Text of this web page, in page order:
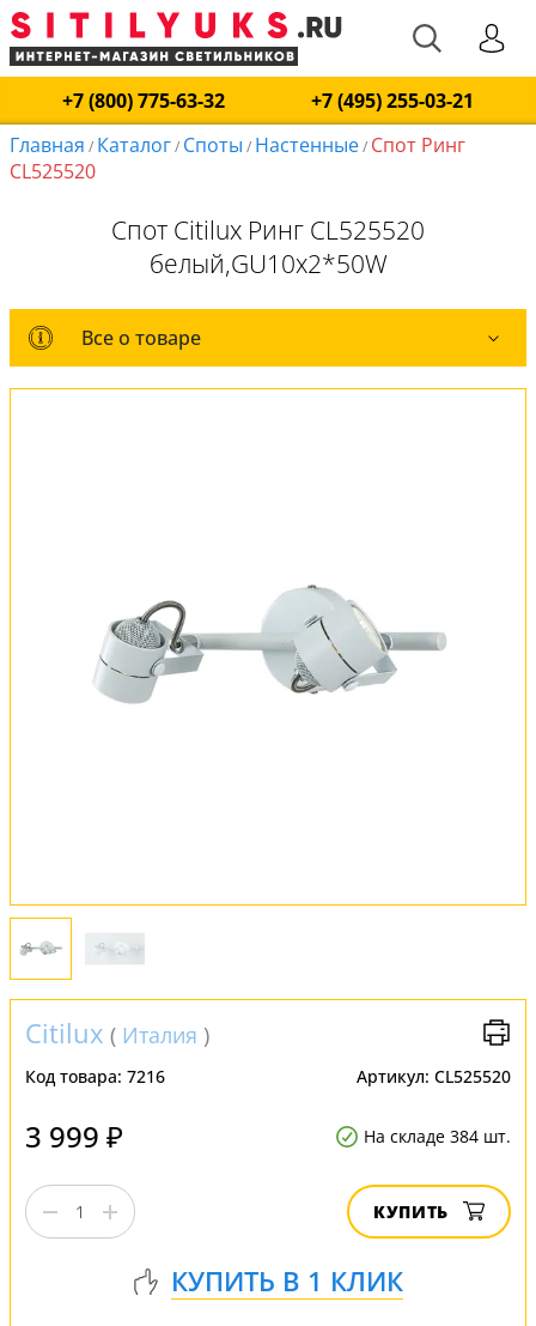
+7 (800) 775-63-32
+7 (495) 255-03-21
Главная / Каталог/ Споты / Настенные/ Спот Ринг
CL525520
Спот Citilux Ринг CL525520
белый,GU10x2*50W
Все о товаре
Все о товаре
Обмен и возврат
Установка
Citilux ( Италия )
Код товара: 7216 Артикул: CL525520
3 999 ₽ На складе 384 шт.
КУПИТЬ